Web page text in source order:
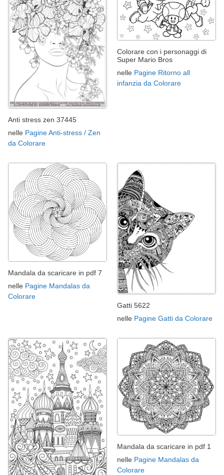
Anti stress zen 37445
nelle Pagine Anti-stress / Zen
da Colorare
Colorare con i personaggi di
Super Mario Bros
nelle Pagine Ritorno all
infanzia da Colorare
Mandala da scaricare in pdf 7
nelle Pagine Mandalas da
Colorare
Gatti 5622
nelle Pagine Gatti da Colorare
Mandala da scaricare in pdf 1
nelle Pagine Mandalas da
Colorare